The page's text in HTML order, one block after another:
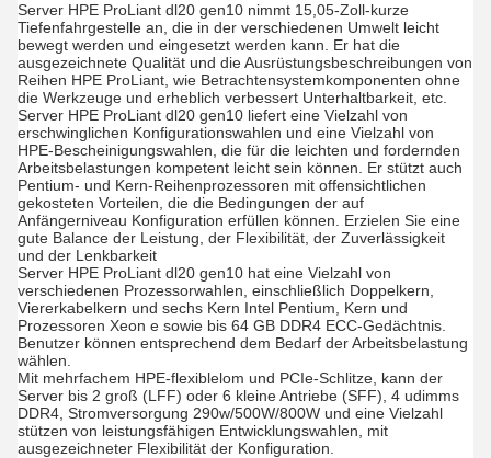
Server HPE ProLiant dl20 gen10 nimmt 15,05-Zoll-kurze
Tiefenfahrgestelle an, die in der verschiedenen Umwelt leicht
bewegt werden und eingesetzt werden kann. Er hat die
ausgezeichnete Qualität und die Ausrüstungsbeschreibungen von
Reihen HPE ProLiant, wie Betrachtensystemkomponenten ohne
die Werkzeuge und erheblich verbessert Unterhaltbarkeit, etc.
Server HPE ProLiant dl20 gen10 liefert eine Vielzahl von
erschwinglichen Konfigurationswahlen und eine Vielzahl von
HPE-Bescheinigungswahlen, die für die leichten und fordernden
Arbeitsbelastungen kompetent leicht sein können. Er stützt auch
Pentium- und Kern-Reihenprozessoren mit offensichtlichen
gekosteten Vorteilen, die die Bedingungen der auf
Anfängerniveau Konfiguration erfüllen können. Erzielen Sie eine
gute Balance der Leistung, der Flexibilität, der Zuverlässigkeit
und der Lenkbarkeit
Server HPE ProLiant dl20 gen10 hat eine Vielzahl von
verschiedenen Prozessorwahlen, einschließlich Doppelkern,
Viererkabelkern und sechs Kern Intel Pentium, Kern und
Prozessoren Xeon e sowie bis 64 GB DDR4 ECC-Gedächtnis.
Benutzer können entsprechend dem Bedarf der Arbeitsbelastung
wählen.
Mit mehrfachem HPE-flexiblelom und PCIe-Schlitze, kann der
Server bis 2 groß (LFF) oder 6 kleine Antriebe (SFF), 4 udimms
DDR4, Stromversorgung 290w/500W/800W und eine Vielzahl
stützen von leistungsfähigen Entwicklungswahlen, mit
ausgezeichneter Flexibilität der Konfiguration.